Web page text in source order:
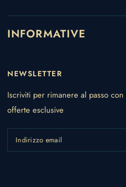
INFORMATIVE
NEWSLETTER
Iscriviti per rimanere al passo
offerte esclusive
Indirizzo email